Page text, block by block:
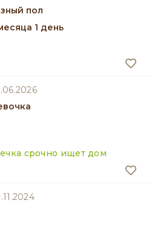
пол
месяца 1 день
срочно ищет дом